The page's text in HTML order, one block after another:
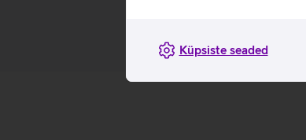
Küpsiste seaded